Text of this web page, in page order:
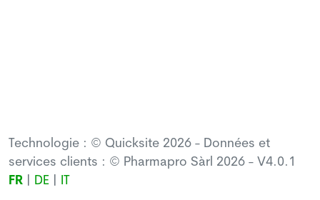
Technologie : © Quicksite 2026 - Données et
services clients : © Pharmapro Sàrl 2026 - V4.0.1
FR | DE | IT